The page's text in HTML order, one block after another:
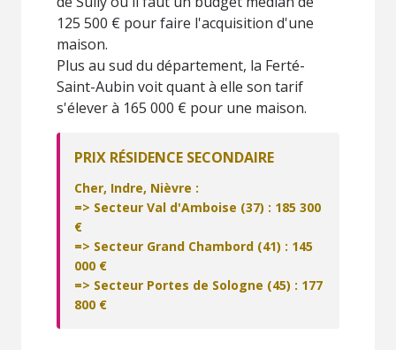
125 500 € pour faire l'acquisition d'une
maison.
Plus au sud du département, la Ferté-
Saint-Aubin voit quant à elle son tarif
s'élever à 165 000 € pour une maison.
PRIX RÉSIDENCE SECONDAIRE
Cher, Indre, Nièvre :
=> Secteur Val d'Amboise (37) : 185 300
€
=> Secteur Grand Chambord (41) : 145
000 €
=> Secteur Portes de Sologne (45) : 177
800 €